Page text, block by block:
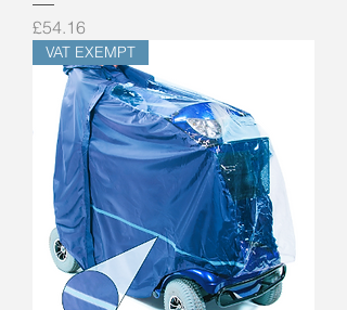
Price
£54.16
VAT EXEMPT